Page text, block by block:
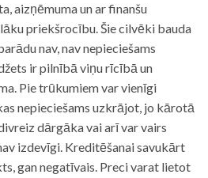
aizņēmuma un ar finanšu
priekšrocību. Šie cilvēki bauda
nav, nav nepieciešams
ir pilnībā viņu rīcībā un
Pie trūkumiem var vienīgi
nepieciešams uzkrājot, jo kārotā
dārgāka vai arī var vairs
izdevīgi. Kreditēšanai savukārt
gan negatīvais. Preci varat lietot